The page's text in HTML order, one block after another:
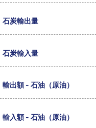
石炭輸出量
石炭輸入量
輸出額 - 石油（原油）
輸入額 - 石油（原油）